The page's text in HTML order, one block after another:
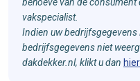
vakspecialist.
Indien uw
bedrijfsgegevens niet
dakdekker.nl, klikt u dan hier